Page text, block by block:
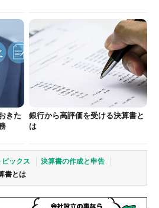
きた
銀行から高評価を受ける決算書と
は
ックス
決算書の作成と申告
書とは